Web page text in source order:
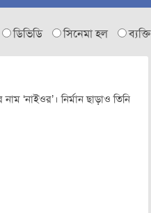
ডিভিডি সিনেমা হল ব্যক্তি
‘নাইওর’। নির্মান ছাড়াও তিনি